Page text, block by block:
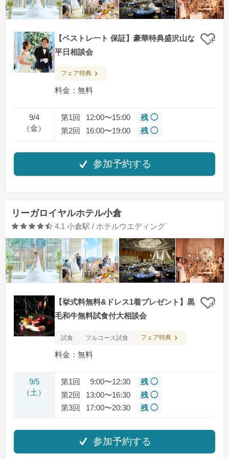
【ベストレ一ト 保証】豪華特典盛沢山な
平日相談会
クリ
フェア特典
料金：無料
9/4
（金）
第1回 12:00〜15:00
残 ◯
第2回
16:00〜19:00 残 ◯
参加予約する
リーガロイヤルホテル小倉
口コミ評価
4.1 小倉駅 / ホテルウエディング
【挙式料無料&ドレス1着プレゼント】黒
毛和牛無料試食付大相談会
クリ
試食 フルコース試食 フェア特典
料金：無料
9/5
（土）
第1回 9:00〜12:30
残 ◯
第2回
13:00〜16:30
残 ◯
第3回
17:00〜20:30 残 ◯
参加予約する